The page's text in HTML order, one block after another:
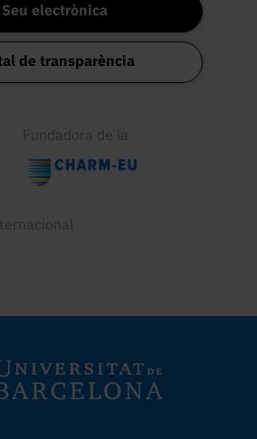
Seu electrònica
de transparència
Fundadora de la